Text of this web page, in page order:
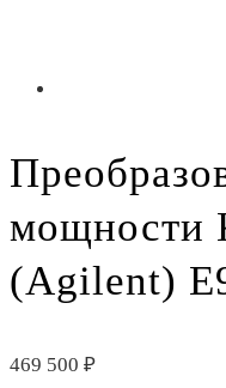
мощности
(Agilent)
469 500 ₽